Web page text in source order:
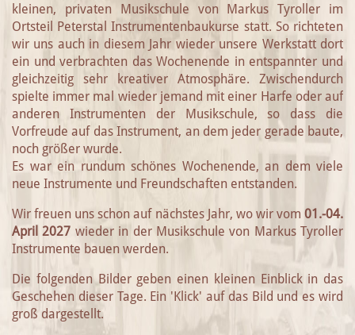
kleinen, privaten Musikschule von Markus Tyroller im
Ortsteil Peterstal Instrumentenbaukurse statt. So richteten
wir uns auch in diesem Jahr wieder unsere Werkstatt dort
ein und verbrachten das Wochenende in entspannter und
gleichzeitig sehr kreativer Atmosphäre. Zwischendurch
spielte immer mal wieder jemand mit einer Harfe oder auf
anderen Instrumenten der Musikschule, so dass die
Vorfreude auf das Instrument, an dem jeder gerade baute,
noch größer wurde.
Es war ein rundum schönes Wochenende, an dem viele
neue Instrumente und Freundschaften entstanden.
Wir freuen uns schon auf nächstes Jahr, wo wir vom 01.-04.
April 2027 wieder in der Musikschule von Markus Tyroller
Instrumente bauen werden.
Die folgenden Bilder geben einen kleinen Einblick in das
Geschehen dieser Tage. Ein 'Klick' auf das Bild und es wird
groß dargestellt.